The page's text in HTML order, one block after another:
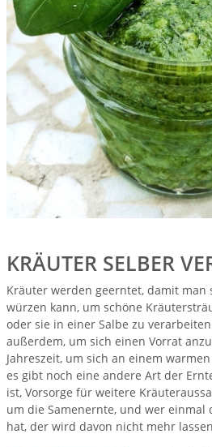
KRÄUTER SELBER
Kräuter werden geerntet, damit man
würzen kann, um schöne
oder sie in einer Salbe zu
außerdem, um sich einen Vorrat
Jahreszeit, um sich an einem
es gibt noch eine andere Art der
ist, Vorsorge für weitere
um die Samenernte, und wer einmal
hat, der wird davon nicht mehr